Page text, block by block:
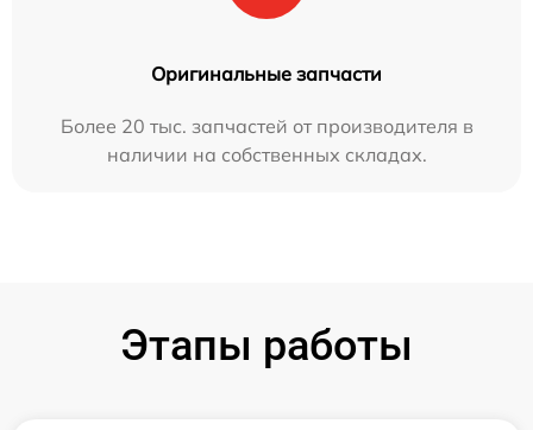
Оригинальные запчасти
Более 20 тыс. запчастей от производителя в
наличии на собственных складах.
Этапы работы